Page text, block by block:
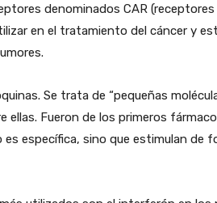
denominados CAR
en el tratamiento del cáncer y
Se trata de “pequeñas
ellas. Fueron de los primeros
específica, sino que estimulan de